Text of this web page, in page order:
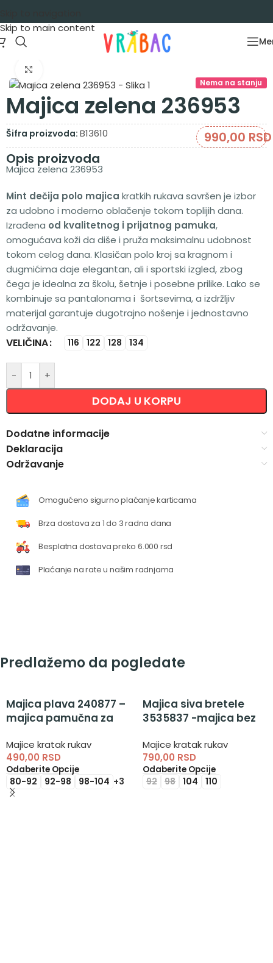
Skip to main content
Majice kratak rukav
Nema na stanju
Majica zelena 236953
Šifra proizvoda: B13610 990,00 RSD
Opis proizvoda
Majica zelena 236953
Mint dečija polo majica kratkih rukava savršen je izbor
za udobno i moderno oblačenje tokom toplijih dana.
Izrađena od kvalitetnog i prijatnog pamuka,
omogućava koži da diše i pruža maksimalnu udobnost
tokom celog dana. Klasičan polo kroj sa kragnom i
dugmićima daje elegantan, ali i sportski izgled, zbog
čega je idealna za školu, šetnje i posebne prilike. Lako se
kombinuje sa pantalonama i šortsevima, a izdržljiv
materijal garantuje dugotrajno nošenje i jednostavno
održavanje.
VELIČINA 116 122 128 134
- +
DODAJ U KORPU
Alternative:
Dodatne informacije
Deklaracija
Održavanje
Omogućeno sigurno plaćanje karticama
Brza dostava za 1 do 3 radna dana
Besplatna dostava preko 6.000 rsd
Plaćanje na rate u našim radnjama
Predlažemo da pogledate
Majica plava 240877 –
majica pamučna za
Majice kratak rukav
490,00 RSD
Odaberite Opcije
80-92 92-98 98-104 +3
Majica siva bretele
3535837 -majica bez
Majice kratak rukav
790,00 RSD
Odaberite Opcije
92 98 104 110